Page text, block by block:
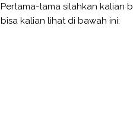
Pertama-tama silahkan kalian
bisa kalian lihat di bawah ini: